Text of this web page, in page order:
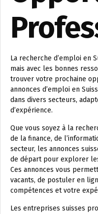
La recherche d’emploi en
mais avec les bonnes
trouver votre prochaine
annonces d’emploi en
dans divers secteurs,
d’expérience.
Que vous soyez à la
de la finance, de
secteur, les annonces
de départ pour explorer
Ces annonces vous
vacants, de postuler en
compétences et votre
Les entreprises suisses